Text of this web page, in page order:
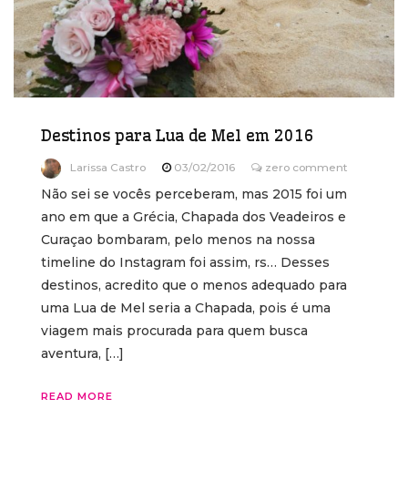
Destinos para Lua de Mel em 2016
Larissa Castro 03/02/2016 zero comment
Não sei se vocês perceberam, mas 2015 foi um
ano em que a Grécia, Chapada dos Veadeiros e
Curaçao bombaram, pelo menos na nossa
timeline do Instagram foi assim, rs… Desses
destinos, acredito que o menos adequado para
uma Lua de Mel seria a Chapada, pois é uma
viagem mais procurada para quem busca
aventura, […]
READ MORE